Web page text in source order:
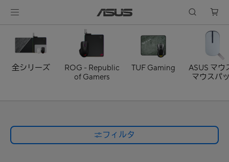
全シリーズ
ROG - Republic
of Gamers
TUF Gaming
ASUS マウ
マウスパ
フィルタ